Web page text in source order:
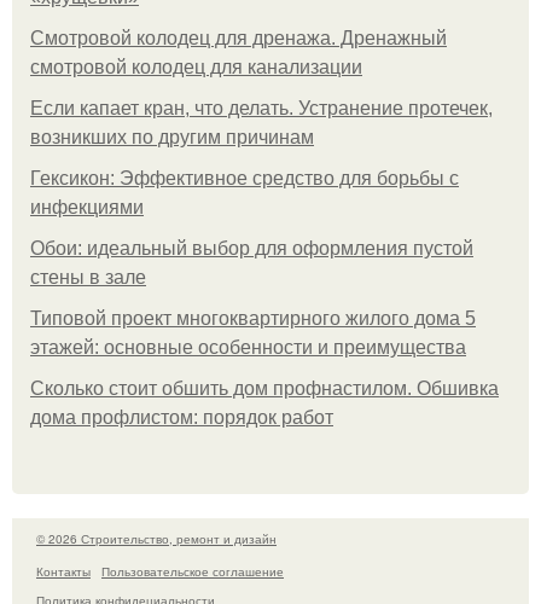
Смотровой колодец для дренажа. Дренажный
смотровой колодец для канализации
Если капает кран, что делать. Устранение протечек,
возникших по другим причинам
Гексикон: Эффективное средство для борьбы с
инфекциями
Обои: идеальный выбор для оформления пустой
стены в зале
Типовой проект многоквартирного жилого дома 5
этажей: основные особенности и преимущества
Сколько стоит обшить дом профнастилом. Обшивка
дома профлистом: порядок работ
© 2026 Строительство, ремонт и дизайн
Контакты
Пользовательское соглашение
Политика конфидециальности